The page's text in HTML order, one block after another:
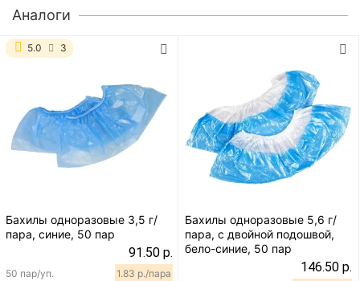
Аналоги
5.0 3
Бахилы одноразовые 3,5 г/
пара, синие, 50 пар
91.50 р.
50 пар/уп. 1.83 р./пара
Бахилы одноразовые 5,6 г/
пара, с двойной подошвой,
бело-синие, 50 пар
146.50 р.